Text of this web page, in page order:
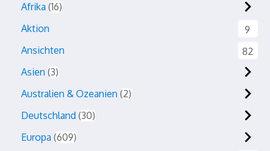
Afrika 16
Aktion
9
Ansichten
82
Asien 3
Australien & Ozeanien 2
Deutschland 30
Europa 609